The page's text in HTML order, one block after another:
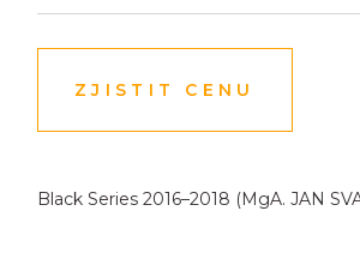
ZJISTIT CENU
Black Series 2016–2018 (MgA. JAN